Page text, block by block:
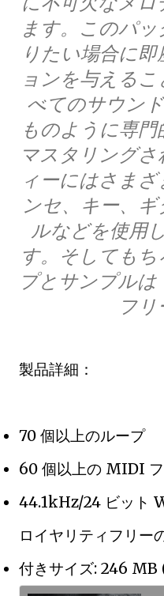
ます。このパ
りたい場合に
ョンを与える
べてのサウン
ものように専
マスタリング
ィーにはさま
ンセ、キー、
ルなどを使用
す。そしても
プとサンプル
フリ
製品詳細：
70 個以上のループ
60 個以上の MIDI
44.1kHz/24 ビット
ロイヤリティフリー
付きサイズ: 246